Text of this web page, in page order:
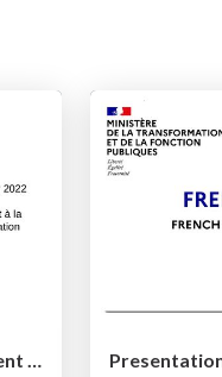
De l'expression de besoin au déploiement et à la maintenance : les étapes clefs de l'appropriation des solutions libres